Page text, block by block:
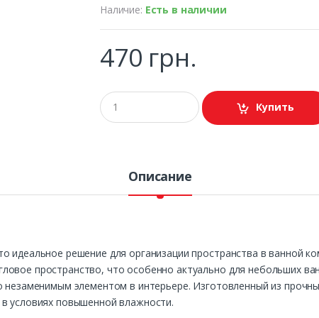
Наличие: Есть в наличии
470 грн.
Купить
Описание
идеальное решение для организации пространства в ванной
пространство, что особенно актуально для небольших
незаменимым элементом в интерьере. Изготовленный из
условиях повышенной влажности.